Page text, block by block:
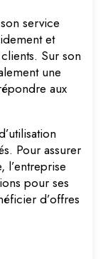
service
et
Sur son
une
aux
Pour assurer
l’entreprise
pour ses
d’offres